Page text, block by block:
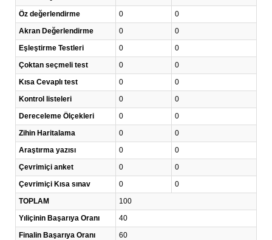
Öz değerlendirme
0
0
Akran Değerlendirme
0
0
Eşleştirme Testleri
0
0
Çoktan seçmeli test
0
0
Kısa Cevaplı test
0
0
Kontrol listeleri
0
0
Dereceleme Ölçekleri
0
0
Zihin Haritalama
0
0
Araştırma yazısı
0
0
Çevrimiçi anket
0
0
Çevrimiçi Kısa sınav
0
0
TOPLAM
100
Yıliçinin Başarıya Oranı
40
Finalin Başarıya Oranı
60